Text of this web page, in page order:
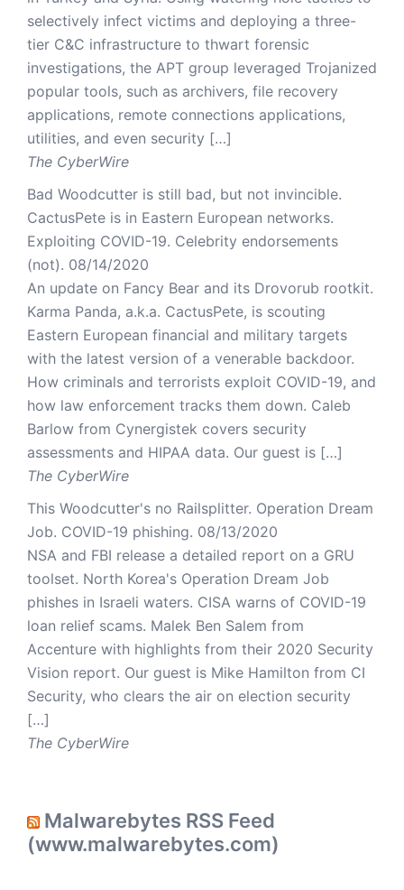
selectively infect victims and deploying a three-
tier C&C infrastructure to thwart forensic
investigations, the APT group leveraged Trojanized
popular tools, such as archivers, file recovery
applications, remote connections applications,
utilities, and even security […]
The CyberWire
Bad Woodcutter is still bad, but not invincible.
CactusPete is in Eastern European networks.
Exploiting COVID-19. Celebrity endorsements
(not). 08/14/2020
An update on Fancy Bear and its Drovorub rootkit.
Karma Panda, a.k.a. CactusPete, is scouting
Eastern European financial and military targets
with the latest version of a venerable backdoor.
How criminals and terrorists exploit COVID-19, and
how law enforcement tracks them down. Caleb
Barlow from Cynergistek covers security
assessments and HIPAA data. Our guest is […]
The CyberWire
This Woodcutter's no Railsplitter. Operation Dream
Job. COVID-19 phishing. 08/13/2020
NSA and FBI release a detailed report on a GRU
toolset. North Korea's Operation Dream Job
phishes in Israeli waters. CISA warns of COVID-19
loan relief scams. Malek Ben Salem from
Accenture with highlights from their 2020 Security
Vision report. Our guest is Mike Hamilton from CI
Security, who clears the air on election security
[…]
The CyberWire
Malwarebytes RSS Feed
(www.malwarebytes.com)